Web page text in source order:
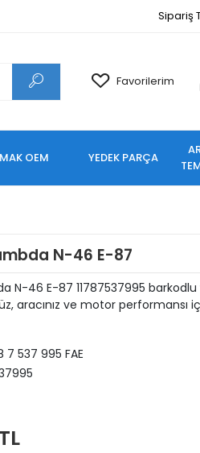
Sipariş
Favorilerim
OEM YEDEK PARÇA
N-46 E-87
N-46 E-87 11787537995 barkodlu
aracınız ve motor performansı
7 537 995 FAE